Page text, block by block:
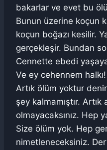
bakarlar ve evet bu
Bunun üzerine koçun
koçun boğazı kesilir.
gerçekleşir. Bundan
Cennette ebedi
Ve ey cehennem
Artık ölüm yoktur
şey kalmamıştır. Artık
olmayacaksınız. Hep
Size ölüm yok. Hep
nimetleneceksiniz.